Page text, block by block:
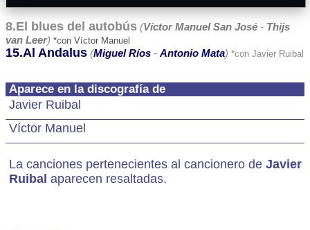
Aparece en la discografía de
Javier Ruibal
Víctor Manuel
La canciones pertenecientes al cancionero de Javier
Ruibal aparecen resaltadas.
8.El blues del autobús (Víctor Manuel San José - Thijs
van Leer) *con Víctor Manuel
15.Al Andalus (Miguel Ríos - Antonio Mata) *con Javier Ruibal